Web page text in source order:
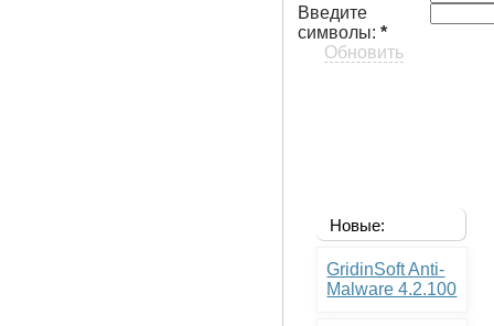
Введите
символы:*
Обновить
Новые:
GridinSoft Anti-
Malware 4.2.100